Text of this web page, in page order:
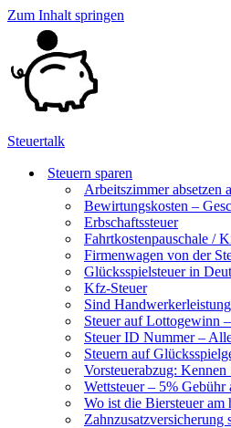
Zum Inhalt springen
Steuertalk
Steuern sparen
Arbeitszimmer absetzen
Bewirtungskosten –
Erbschaftssteuer
Fahrtkostenpauschale /
Firmenwagen von der
Glücksspielsteuer in
Kfz-Steuer
Sind
Steuer auf Lottogewinn
Steuer ID Nummer –
Steuern auf
Vorsteuerabzug: Kennen
Wettsteuer – 5%
Wo ist die Biersteuer am
Zahnzusatzversicherung